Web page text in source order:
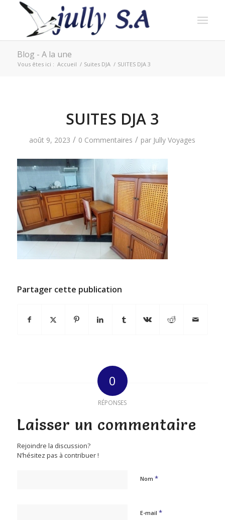
Blog - A la une
Vous êtes ici : Accueil / Suites DJA / SUITES DJA 3
SUITES DJA 3
août 9, 2023 / 0 Commentaires / par Jully Voyages
Partager cette publication
0
RÉPONSES
Laisser un commentaire
Rejoindre la discussion?
N’hésitez pas à contribuer !
Nom *
E-mail *